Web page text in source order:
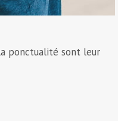
ponctualité sont leur